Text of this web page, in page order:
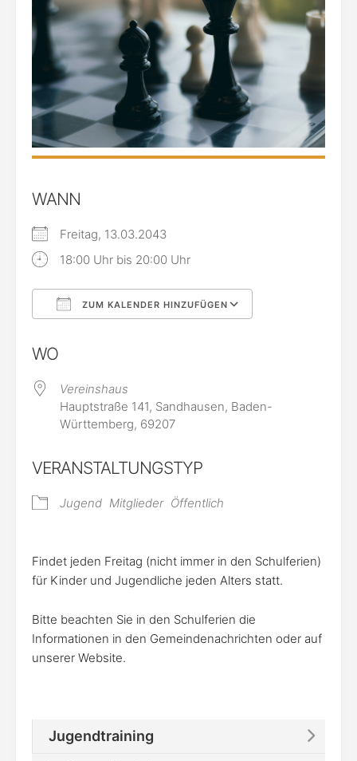
WANN
Freitag, 13.03.2043
18:00 Uhr bis 20:00 Uhr
ZUM KALENDER HINZUFÜGEN
WO
Vereinshaus
Hauptstraße 141, Sandhausen, Baden-
Württemberg, 69207
VERANSTALTUNGSTYP
Jugend Mitglieder Öffentlich
Findet jeden Freitag (nicht immer in den Schulferien)
für Kinder und Jugendliche jeden Alters statt.
Bitte beachten Sie in den Schulferien die
Informationen in den Gemeindenachrichten oder auf
unserer Website.
Jugendtraining